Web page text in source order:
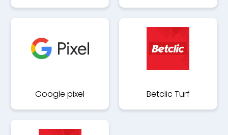
Google pixel Betclic Turf